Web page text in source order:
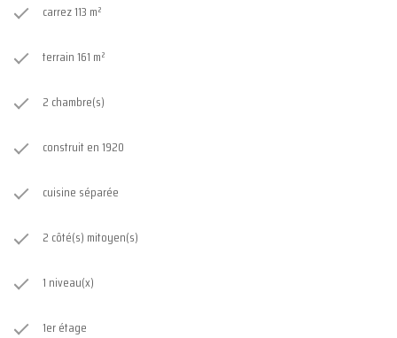
carrez 113 m²
terrain 161 m²
2 chambre(s)
construit en 1920
cuisine séparée
2 côté(s) mitoyen(s)
1 niveau(x)
1er étage